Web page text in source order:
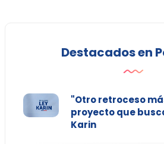
Destacados en
"Otro retroceso
proyecto que
Karin